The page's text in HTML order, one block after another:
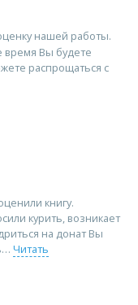
нашей работы.
Вы будете
распрощаться с
книгу.
курить, возникает
на донат Вы
Читать